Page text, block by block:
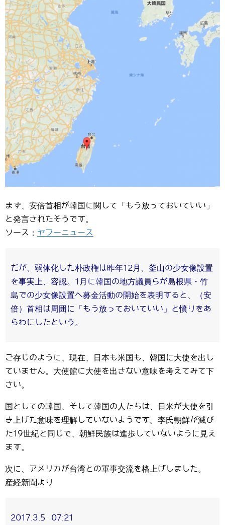
まず、安倍首相が韓国に関して「もう放っておいていい」
と発言されたそうです。
ソース： ヤフーニュース
だが、弱体化した朴政権は昨年12月、釜山の少女像設置
を事実上、容認。1月に韓国の地方議員らが島根県・竹
島での少女像設置へ募金活動の開始を表明すると、（安
倍）首相は周囲に「もう放っておいていい」と憤りをあ
らわにしたという。
ご存じのように、現在、日本も米国も、韓国に大使を出し
ていません。大使館に大使を出さない意味を考えてみて下
さい。
国としての韓国、そして韓国の人たちは、日米が大使を引
き上げた意味を理解していないようです。李氏朝鮮が滅び
た19世紀と同じで、朝鮮民族は進歩していないように見え
ます。
次に、アメリカが台湾との軍事交流を格上げしました。
産経新聞より
2017.3.5 07:21